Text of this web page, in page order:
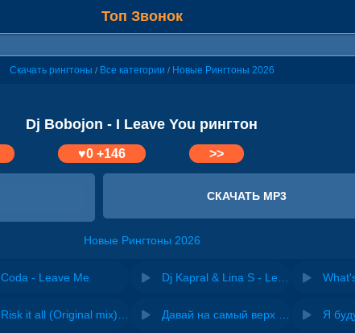
Топ Звонок
Скачать рингтоны / Все категории / Новые Рингтоны 2026
Dj Bobojon - I Leave You рингтон
♥0+146 >>
СКАЧАТЬ MP3
Новые Рингтоны 2026
Coda - Leave Me
Я